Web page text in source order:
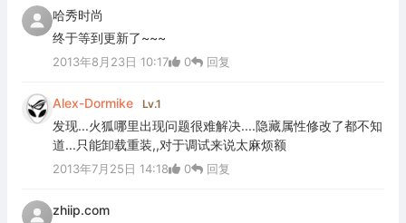
哈秀时尚
终于等到更新了~~~
2013年8月23日 10:17 0 回复
Alex-Dormike Lv.1
发现...火狐哪里出现问题很难解决....隐藏属性修改了都不知
道...只能卸载重装,,对于调试来说太麻烦额
2013年7月25日 14:18 0 回复
zhiip.com